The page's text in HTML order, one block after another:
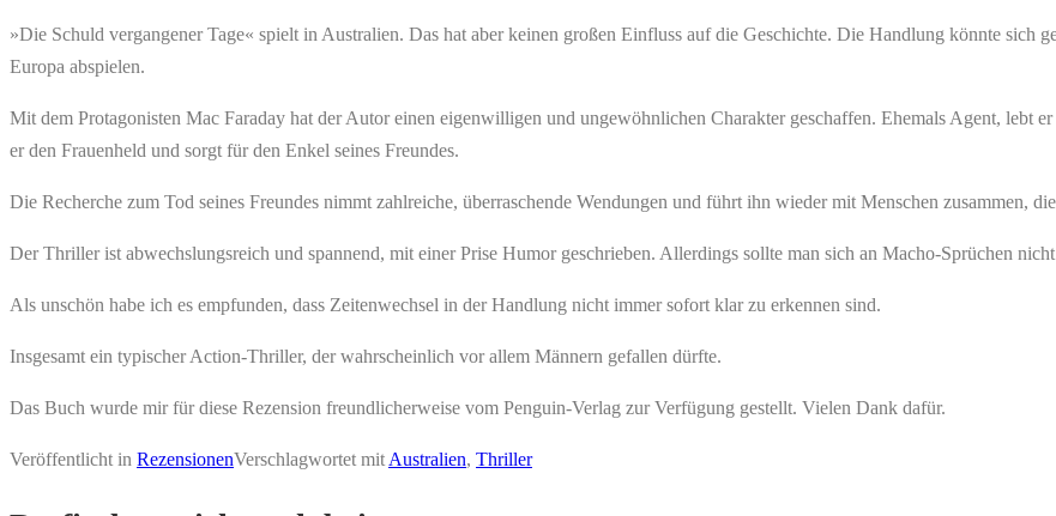
»Die Schuld vergangener Tage« spielt in Australien. Das hat aber keinen großen Einfluss auf die Geschichte. Die Handlung könnte sich
Europa abspielen.
Mit dem Protagonisten Mac Faraday hat der Autor einen eigenwilligen und ungewöhnlichen Charakter geschaffen. Ehemals Agent, lebt
er den Frauenheld und sorgt für den Enkel seines Freundes.
Die Recherche zum Tod seines Freundes nimmt zahlreiche, überraschende Wendungen und führt ihn wieder mit Menschen zusammen,
Der Thriller ist abwechslungsreich und spannend, mit einer Prise Humor geschrieben. Allerdings sollte man sich an Macho-Sprüchen
Als unschön habe ich es empfunden, dass Zeitenwechsel in der Handlung nicht immer sofort klar zu erkennen sind.
Insgesamt ein typischer Action-Thriller, der wahrscheinlich vor allem Männern gefallen dürfte.
Das Buch wurde mir für diese Rezension freundlicherweise vom Penguin-Verlag zur Verfügung gestellt. Vielen Dank dafür.
Veröffentlicht in RezensionenVerschlagwortet mit Australien, Thriller